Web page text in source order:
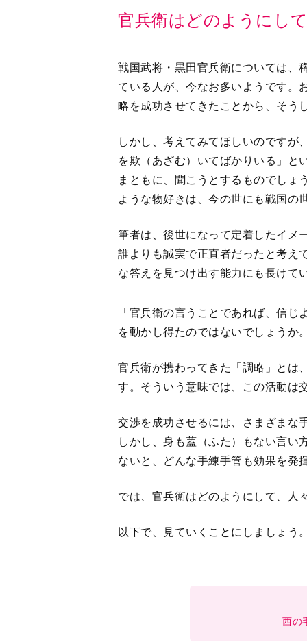
官兵衛はどのようにし
戦国武将・黒田官兵衛については、
ている人が、今なお多いようです。
略を成功させてきたことから、そう
しかし、考えてみてほしいのですが
を欺（あざむ）いてばかりいる」と
まともに、聞こうとするものでしょ
ような物好きは、今の世にも戦国の
筆者は、後世になって定着したイメ
誰よりも誠実で正直者だったと考え
な答えを見つけ出す能力にも長けて
「官兵衛の言うことであれば、信
を動かし得たのではないでしょうか
官兵衛が携わってきた「調略」とは
す。そういう意味では、この活動は
交渉を成功させるには、さまざまな
しかし、身も蓋（ふた）もない言い
ないと、どんな手練手管も効果を発
では、官兵衛はどのようにして、人
以下で、見ていくことにしましょう
西の